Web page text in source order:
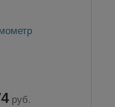
руб.